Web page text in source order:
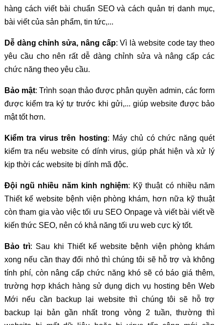
hàng cách viết bài chuẩn SEO và cách quản trị danh mục,
bài viết của sản phẩm, tin tức,...
Dễ dàng chỉnh sửa, nâng cấp: Vì là website code tay theo
yêu cầu cho nên rất dễ dàng chỉnh sửa và nâng cấp các
chức năng theo yêu cầu.
Bảo mật: Trình soạn thảo được phân quyền admin, các form
được kiểm tra ký tự trước khi gửi,... giúp website được bảo
mật tốt hơn.
Kiểm tra virus trên hosting: Máy chủ có chức năng quét
kiểm tra nếu website có dính virus, giúp phát hiện và xử lý
kịp thời các website bị dính mã độc.
Đội ngũ nhiều năm kinh nghiệm: Kỹ thuật có nhiều năm
Thiết kế website bệnh viện phòng khám, hơn nữa kỹ thuật
còn tham gia vào việc tối ưu SEO Onpage và viết bài viết về
kiến thức SEO, nên có khả năng tối ưu web cực kỳ tốt.
Bảo trì: Sau khi Thiết kế website bệnh viện phòng khám
xong nếu cần thay đổi nhỏ thì chúng tôi sẽ hỗ trợ và không
tính phí, còn nâng cấp chức năng khó sẽ có báo giá thêm,
trường hợp khách hàng sử dụng dịch vụ hosting bên Web
Mới nếu cần backup lại website thì chúng tôi sẽ hỗ trợ
backup lại bản gần nhất trong vòng 2 tuần, thường thì